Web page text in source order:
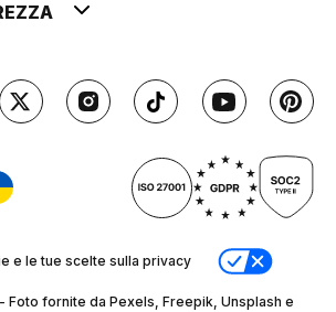
e le tue scelte sulla privacy
fornite da Pexels, Freepik, Unsplash e